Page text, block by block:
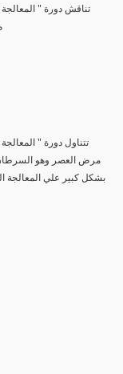
تناقش دورة "
تتناول دورة "
مرض العصر وهو السرطان
بشكل كبير علي المعالجة